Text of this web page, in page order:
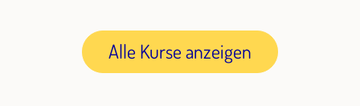
Alle Kurse anzeigen